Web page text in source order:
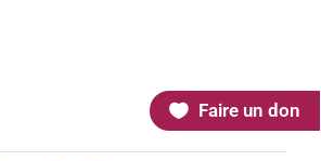
Faire un don